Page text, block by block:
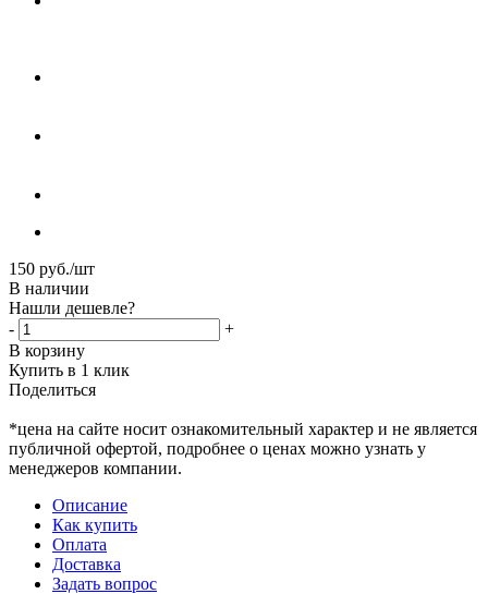
150 руб./шт
В наличии
Нашли дешевле?
-
+
В корзину
Купить в 1 клик
Поделиться
*цена на сайте носит ознакомительный характер и не является
публичной офертой, подробнее о ценах можно узнать у
менеджеров компании.
Описание
Как купить
Оплата
Доставка
Задать вопрос